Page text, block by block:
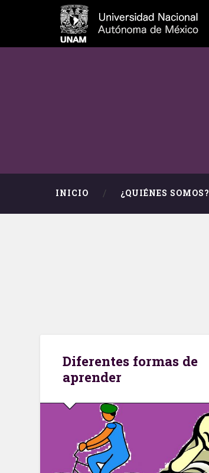
INICIO ¿QUIÉNES SOMOS?
Diferentes formas de
aprender